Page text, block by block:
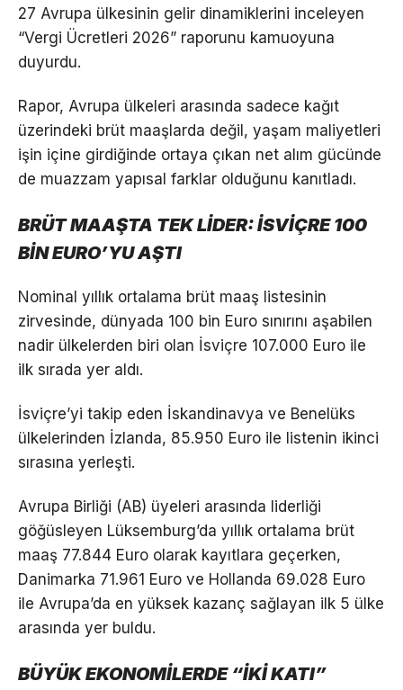
27 Avrupa ülkesinin gelir dinamiklerini inceleyen
“Vergi Ücretleri 2026” raporunu kamuoyuna
duyurdu.
Rapor, Avrupa ülkeleri arasında sadece kağıt
üzerindeki brüt maaşlarda değil, yaşam maliyetleri
işin içine girdiğinde ortaya çıkan net alım gücünde
de muazzam yapısal farklar olduğunu kanıtladı.
BRÜT MAAŞTA TEK LİDER: İSVİÇRE 100
BİN EURO’YU AŞTI
Nominal yıllık ortalama brüt maaş listesinin
zirvesinde, dünyada 100 bin Euro sınırını aşabilen
nadir ülkelerden biri olan İsviçre 107.000 Euro ile
ilk sırada yer aldı.
İsviçre’yi takip eden İskandinavya ve Benelüks
ülkelerinden İzlanda, 85.950 Euro ile listenin ikinci
sırasına yerleşti.
Avrupa Birliği (AB) üyeleri arasında liderliği
göğüsleyen Lüksemburg’da yıllık ortalama brüt
maaş 77.844 Euro olarak kayıtlara geçerken,
Danimarka 71.961 Euro ve Hollanda 69.028 Euro
ile Avrupa’da en yüksek kazanç sağlayan ilk 5 ülke
arasında yer buldu.
BÜYÜK EKONOMİLERDE “İKİ KATI”